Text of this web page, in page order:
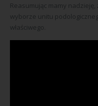
Reasumując mamy
wyborze unitu
właściwego.